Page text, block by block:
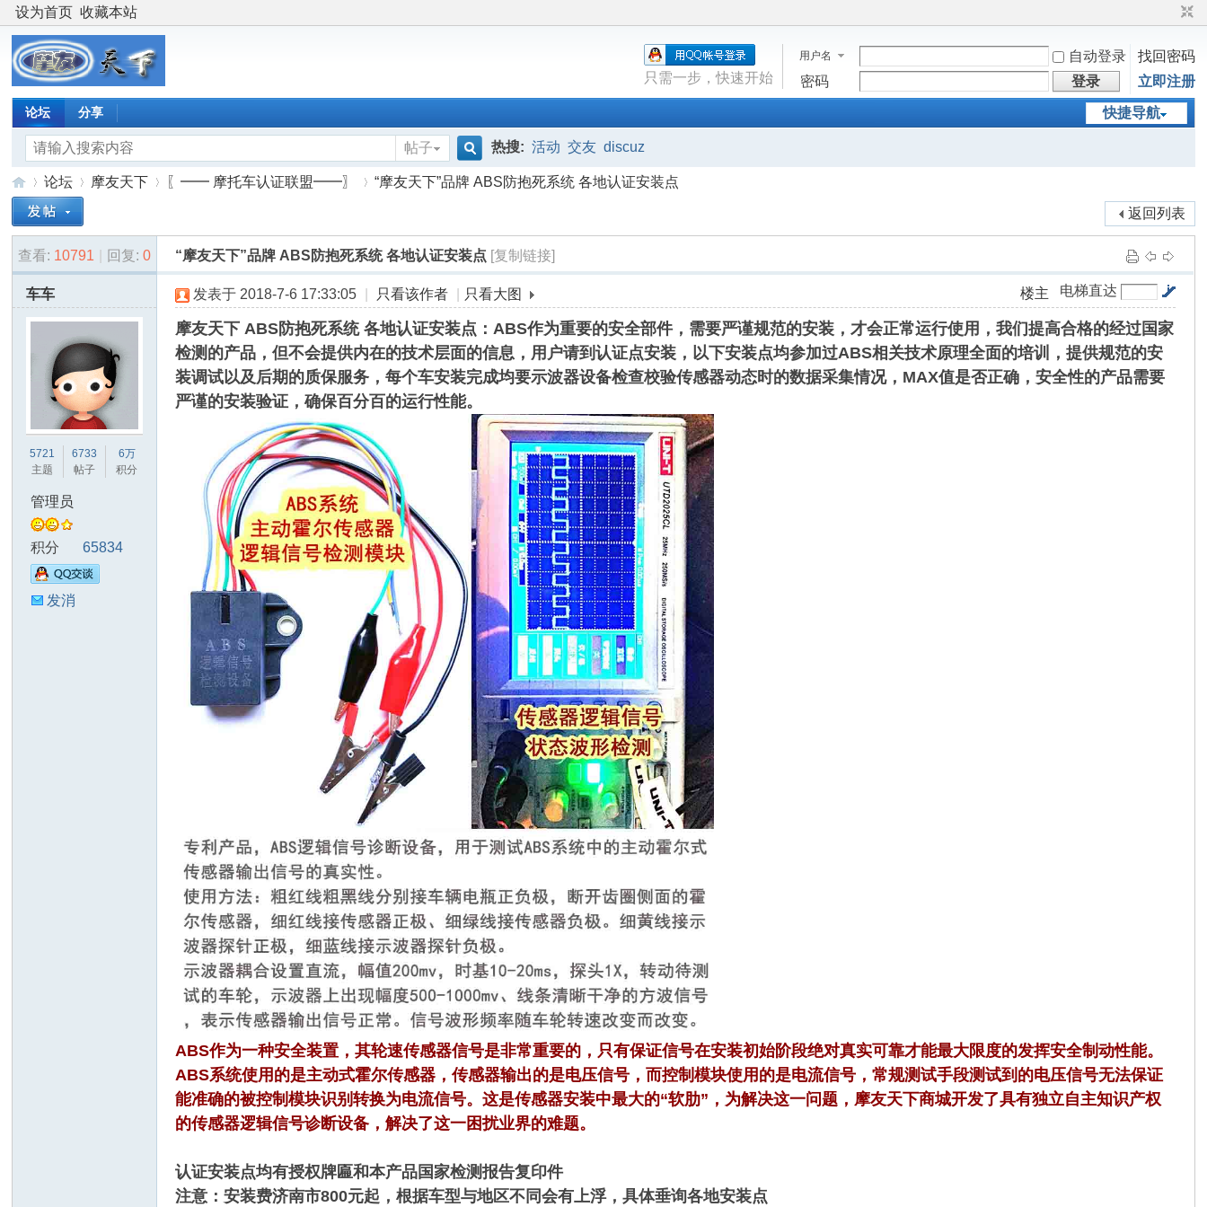
设为首页 收藏本站
用户名 自动登录
找回密码
密码
登录 立即注册
只需一步，快速开始
快捷导航
论坛 分享
帖子
搜
索
热搜: 活动 交友 discuz
摩
友
»
论坛
›
摩友天下
›
〖━━ 摩托车认证联盟━━〗
›
“摩友天下”品牌 ABS防抱死系统 各地认证安装点
返回列表
查看: 10791 回复: 0 “摩友天下”品牌 ABS防抱死系统 各地认证安装点 [复制链接]
车车
5721
主题
6733
帖子
6万
积分
管理员
积分 65834
发消
电梯直达
楼主
发表于 2018-7-6 17:33:05 只看该作者 只看大图
摩友天下 ABS防抱死系统 各地认证安装点：ABS作为重要的安全部件，需要严谨规范的安装，才会正常运行使用，我们提高合格的经过国家
检测的产品，但不会提供内在的技术层面的信息，用户请到认证点安装， 以下安装点均参加过ABS相关技术原理全面的培训，提供规范的安
装调试以及后期的质保服务，每个车安装完成均要示波器设备检查校验传感器动态时的数据采集情况，MAX值是否正确，安全性的产品需要
严谨的安装验证，确保百分百的运行性能。
ABS作为一种安全装置，其轮速传感器信号是非常重要的，只有保证信号在安装初始阶段绝对真实可靠才能最大限度的发挥安全制动性能。
ABS系统使用的是主动式霍尔传感器，传感器输出的是电压信号，而控制模块使用的是电流信号，常规测试手段测试到的电压信号无法保证
能准确的被控制模块识别转换为电流信号。这是传感器安装中最大的“软肋”，为解决这一问题，摩友天下商城开发了具有独立自主知识产权
的传感器逻辑信号诊断设备，解决了这一困扰业界的难题。
认证安装点均有授权牌匾和本产品国家检测报告复印件
注意：安装费济南市800元起，根据车型与地区不同会有上浮，具体垂询各地安装点